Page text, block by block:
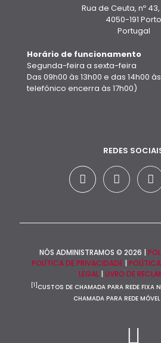
Rua de Ceuta, nº 43,
4050-191 Porto
Portugal
Horário de funcionamento
Segunda-feira a sexta-feira
Das 09h00 às 13h00 e das 14h00
telefónico encerra às 17h00)
REDES
NÓS ADMINISTRAMOS © 2026 |
POLÍTICA DE PRIVACIDADE|
LEGAL| LIVRO DE
[1] CUSTOS DE CHAMADA PARA REDE FIXA
CHAMADA PARA REDE